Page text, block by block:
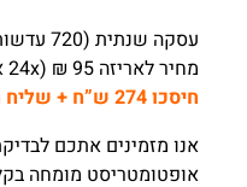
עסקה שנתית (720 עדשות + 10 מתנה)
מחיר לאריזה 95 ₪ (24x אריזות)
חיסכו 274 ש”ח + שליח חינם
אנו מזמינים אתכם